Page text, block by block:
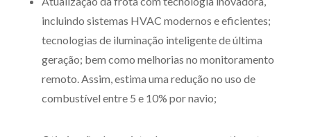
incluindo sistemas HVAC modernos e eficientes;
tecnologias de iluminação inteligente de última
geração; bem como melhorias no monitoramento
remoto. Assim, estima uma redução no uso de
combustível entre 5 e 10% por navio;